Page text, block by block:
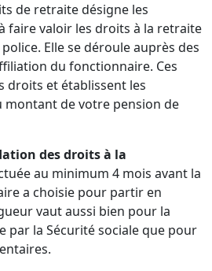
de retraite désigne les
faire valoir les droits à la retraite
Elle se déroule auprès des
du fonctionnaire. Ces
droits et établissent les
montant de votre pension de
des droits à la
au minimum 4 mois avant la
a choisie pour partir en
vaut aussi bien pour la
par la Sécurité sociale que pour